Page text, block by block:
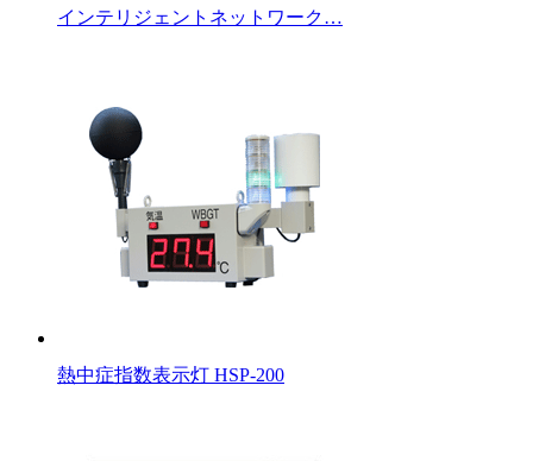
インテリジェントネットワーク…
熱中症指数表示灯 HSP-200